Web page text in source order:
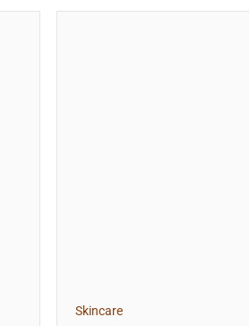
Skincare